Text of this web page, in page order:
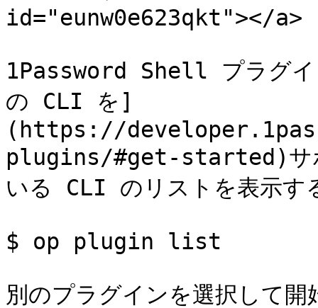
id="eunw0e623qkt"></a>
1Password Shell プラグイ
の CLI を]
(https://
plugins/#get-started)サポ
いる CLI のリストを表示す
$ op plugin list
別のプラグインを選択して